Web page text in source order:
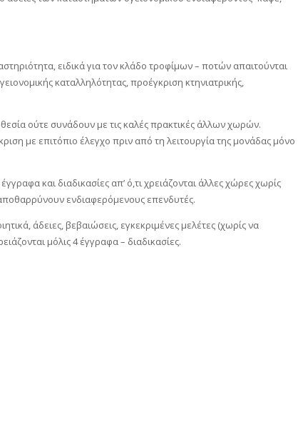
ειδικά για τον κλάδο τροφίμων – ποτών απαιτούνται
καταλληλότητας, προέγκριση κτηνιατρικής,
ούτε συνάδουν με τις καλές πρακτικές άλλων χωρών.
με επιτόπιο έλεγχο πριν από τη λειτουργία της μονάδας μόνο
και διαδικασίες απ’ ό,τι χρειάζονται άλλες χώρες χωρίς
ενδιαφερόμενους επενδυτές.
άδειες, βεβαιώσεις, εγκεκριμένες μελέτες (χωρίς να
μόλις 4 έγγραφα – διαδικασίες.